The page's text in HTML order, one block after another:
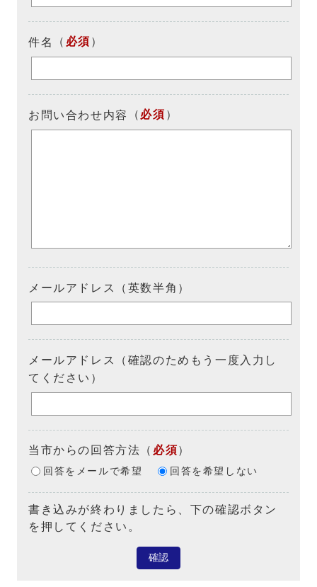
件名 （ 必須 ）
お問い合わせ内容 （ 必須 ）
メールアドレス（英数半角）
メールアドレス（確認のためもう一度入力し
てください）
当市からの回答方法 （ 必須）
回答をメールで希望 回答を希望しない
書き込みが終わりましたら、下の確認ボタン
を押してください。
確認